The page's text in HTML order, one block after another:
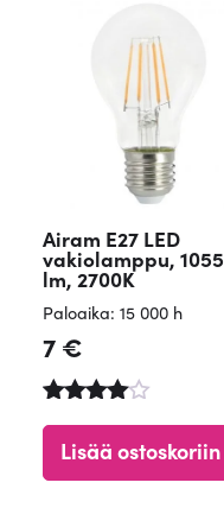
Airam E27 LED
vakiolamppu, 1055
lm, 2700K
Paloaika: 15 000 h
7€
tuotteesta
4.90
Lisää ostoskoriin